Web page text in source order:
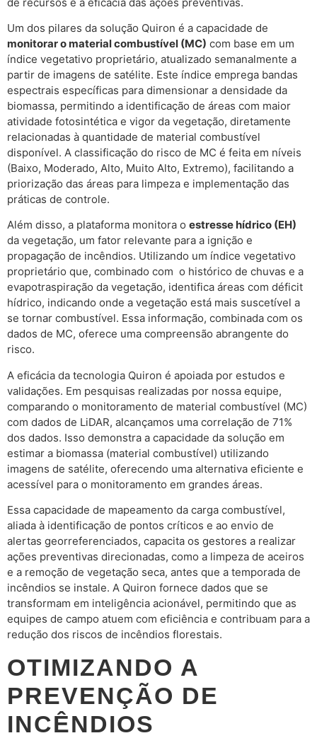
Um dos pilares da solução Quiron é a capacidade de
monitorar o material combustível (MC) com base em um
índice vegetativo proprietário, atualizado semanalmente a
partir de imagens de satélite. Este índice emprega bandas
espectrais específicas para dimensionar a densidade da
biomassa, permitindo a identificação de áreas com maior
atividade fotosintética e vigor da vegetação, diretamente
relacionadas à quantidade de material combustível
disponível. A classificação do risco de MC é feita em níveis
(Baixo, Moderado, Alto, Muito Alto, Extremo), facilitando a
priorização das áreas para limpeza e implementação das
práticas de controle.
Além disso, a plataforma monitora o estresse hídrico (EH)
da vegetação, um fator relevante para a ignição e
propagação de incêndios. Utilizando um índice vegetativo
proprietário que, combinado com o histórico de chuvas e a
evapotraspiração da vegetação, identifica áreas com déficit
hídrico, indicando onde a vegetação está mais suscetível a
se tornar combustível. Essa informação, combinada com os
dados de MC, oferece uma compreensão abrangente do
risco.
A eficácia da tecnologia Quiron é apoiada por estudos e
validações. Em pesquisas realizadas por nossa equipe,
comparando o monitoramento de material combustível (MC)
com dados de LiDAR, alcançamos uma correlação de 71%
dos dados. Isso demonstra a capacidade da solução em
estimar a biomassa (material combustível) utilizando
imagens de satélite, oferecendo uma alternativa eficiente e
acessível para o monitoramento em grandes áreas.
Essa capacidade de mapeamento da carga combustível,
aliada à identificação de pontos críticos e ao envio de
alertas georreferenciados, capacita os gestores a realizar
ações preventivas direcionadas, como a limpeza de aceiros
e a remoção de vegetação seca, antes que a temporada de
incêndios se instale. A Quiron fornece dados que se
transformam em inteligência acionável, permitindo que as
equipes de campo atuem com eficiência e contribuam para a
redução dos riscos de incêndios florestais.
OTIMIZANDO A
PREVENÇÃO DE
INCÊNDIOS